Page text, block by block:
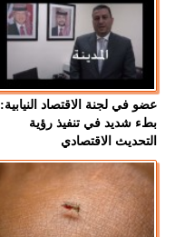
عضو في لجنة الاقتصاد النيابية:
بطء شديد في تنفيذ رؤية
التحديث الاقتصادي